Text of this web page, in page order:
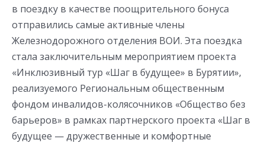
в поездку в качестве поощрительного бонуса
отправились самые активные члены
Железнодорожного отделения ВОИ. Эта поездка
стала заключительным мероприятием проекта
«Инклюзивный тур «Шаг в будущее» в Бурятии»,
реализуемого Региональным общественным
фондом инвалидов-колясочников «Общество без
барьеров» в рамках партнерского проекта «Шаг в
будущее — дружественные и комфортные